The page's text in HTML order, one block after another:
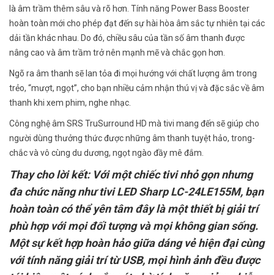
là âm trầm thêm sâu và rõ hơn. Tính năng Power Bass Booster
hoàn toàn mới cho phép đạt đến sự hài hòa âm sắc tự nhiên tại các
dải tần khác nhau. Do đó, chiều sâu của tần số âm thanh được
nâng cao và âm trầm trở nên mạnh mẽ và chắc gọn hơn.
Ngõ ra âm thanh sẽ lan tỏa đi mọi hướng với chất lượng âm trong
trẻo, “mượt, ngọt”, cho bạn nhiều cảm nhận thú vị và đặc sắc về âm
thanh khi xem phim, nghe nhạc.
Công nghệ âm SRS TruSurround HD mà tivi mang đến sẽ giúp cho
người dùng thưởng thức được những âm thanh tuyệt hảo, trong-
chắc và vô cùng du dương, ngọt ngào đầy mê đắm.
Thay cho lời kết: Với một chiếc tivi nhỏ gọn nhưng
đa chức năng như tivi LED Sharp LC-24LE155M, bạn
hoàn toàn có thể yên tâm đây là một thiết bị giải trí
phù hợp với mọi đối tượng và mọi không gian sống.
Một sự kết hợp hoàn hảo giữa dáng vẻ hiện đại cùng
với tính năng giải trí từ USB, mọi hình ảnh đều được